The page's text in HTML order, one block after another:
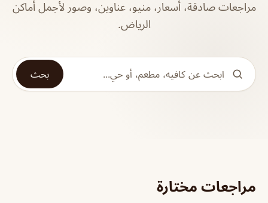
مراجعات صادقة، أسعار، منيو، عناوين، وصور لأجمل أماكن
الرياض.
بحث
مراجعات مختارة